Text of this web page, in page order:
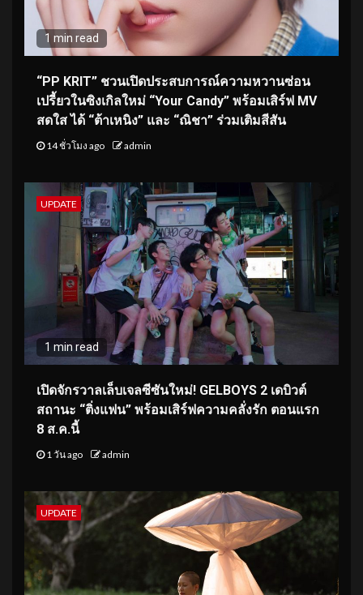
1 min read
“PP KRIT” ชวนเปิดประสบการณ์ความหวานซ่อน
เปรี้ยวในซิงเกิลใหม่ “Your Candy” พร้อมเสิร์ฟ MV
สดใส ได้ “ต้าเหนิง” และ “ณิชา” ร่วมเติมสีสัน
14 ชั่วโมง ago admin
UPDATE
1 min read
เปิดจักรวาลเล็บเจลซีซันใหม่! GELBOYS 2 เดบิวต์
สถานะ “ติ่งแฟน” พร้อมเสิร์ฟความคลั่งรัก ตอนแรก
8 ส.ค.นี้
1 วัน ago admin
UPDATE